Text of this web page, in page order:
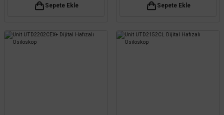
Sepete Ekle Sepete Ekle